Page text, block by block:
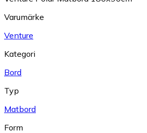
Varumärke
Venture
Kategori
Bord
Typ
Matbord
Form